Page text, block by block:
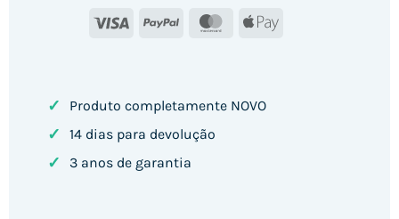
Visa PayPal MasterCard
Apple
✓ Produto completamente NOVO
✓ 14 dias para devolução
✓ 3 anos de garantia